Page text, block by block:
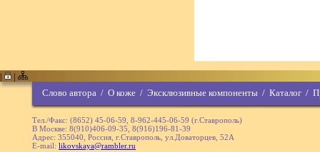
|
|
Слово автора / О коже / Эксклюзивные компоненты / Каталог /
Тел./Факс: (8652) 45-06-59, 8-962-445-06-59 (г.Ставрополь)
В Москве: 8(910)406-09-35, 8(916)196-81-39
Адрес: 355040, Россия, г.Ставрополь, ул.Доваторцев, 52А
E-mail: likovskaya@rambler.ru